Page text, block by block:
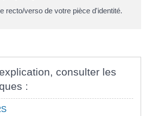
recto/verso de votre pièce d'identité.
consulter les
: